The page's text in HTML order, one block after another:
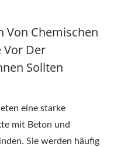
Von Chemischen
Vor Der
Sollten
eine starke
mit Beton und
Sie werden häufig